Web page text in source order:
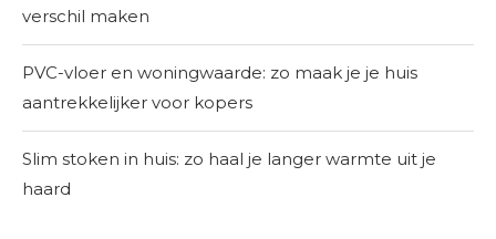
verschil maken
PVC-vloer en woningwaarde: zo maak je je huis
aantrekkelijker voor kopers
Slim stoken in huis: zo haal je langer warmte uit je
haard